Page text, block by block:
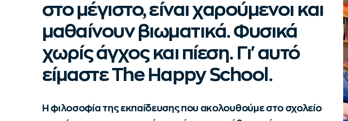
στο μέγιστο, είναι χαρούμενοι και
μαθαίνουν βιωματικά. Φυσικά
χωρίς άγχος και πίεση. Γι' αυτό
είμαστε The Happy School.
Η φιλοσοφία της εκπαίδευσης που ακολουθούμε στο σχολείο